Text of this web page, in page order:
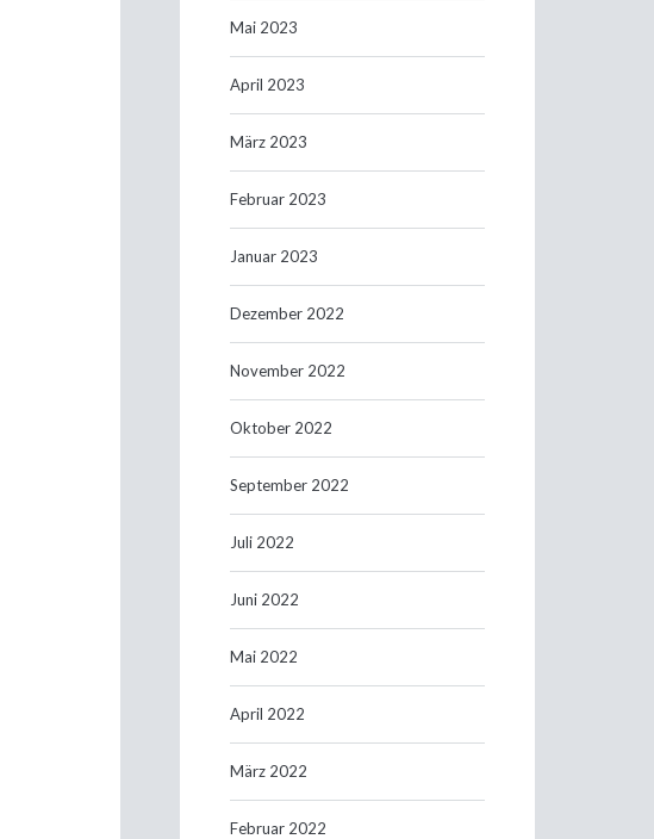
Mai 2023
April 2023
März 2023
Februar 2023
Januar 2023
Dezember 2022
November 2022
Oktober 2022
September 2022
Juli 2022
Juni 2022
Mai 2022
April 2022
März 2022
Februar 2022